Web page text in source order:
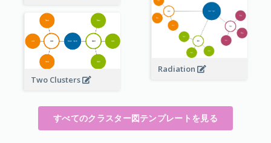
Radiation
Two Clusters
すべてのクラスター図テンプレートを見る